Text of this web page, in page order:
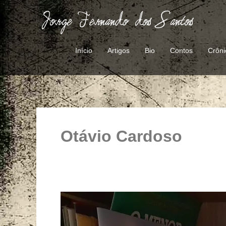
Ir
para
conteúdo
Início Artigos Bio Contos
Otávio Cardoso
Efeméride
literária